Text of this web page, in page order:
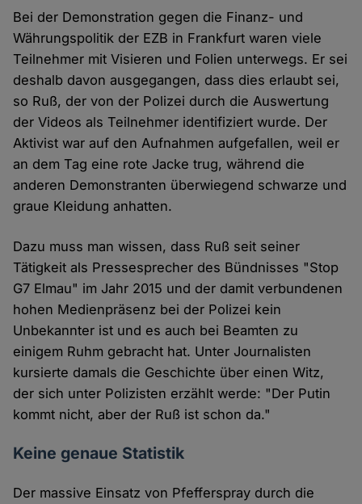
Bei der Demonstration gegen die Finanz- und
Währungspolitik der EZB in Frankfurt waren viele
Teilnehmer mit Visieren und Folien unterwegs. Er sei
deshalb davon ausgegangen, dass dies erlaubt sei,
so Ruß, der von der Polizei durch die Auswertung
der Videos als Teilnehmer identifiziert wurde. Der
Aktivist war auf den Aufnahmen aufgefallen, weil er
an dem Tag eine rote Jacke trug, während die
anderen Demonstranten überwiegend schwarze und
graue Kleidung anhatten.
Dazu muss man wissen, dass Ruß seit seiner
Tätigkeit als Pressesprecher des Bündnisses "Stop
G7 Elmau" im Jahr 2015 und der damit verbundenen
hohen Medienpräsenz bei der Polizei kein
Unbekannter ist und es auch bei Beamten zu
einigem Ruhm gebracht hat. Unter Journalisten
kursierte damals die Geschichte über einen Witz,
der sich unter Polizisten erzählt werde: "Der Putin
kommt nicht, aber der Ruß ist schon da."
Keine genaue Statistik
Der massive Einsatz von Pfefferspray durch die